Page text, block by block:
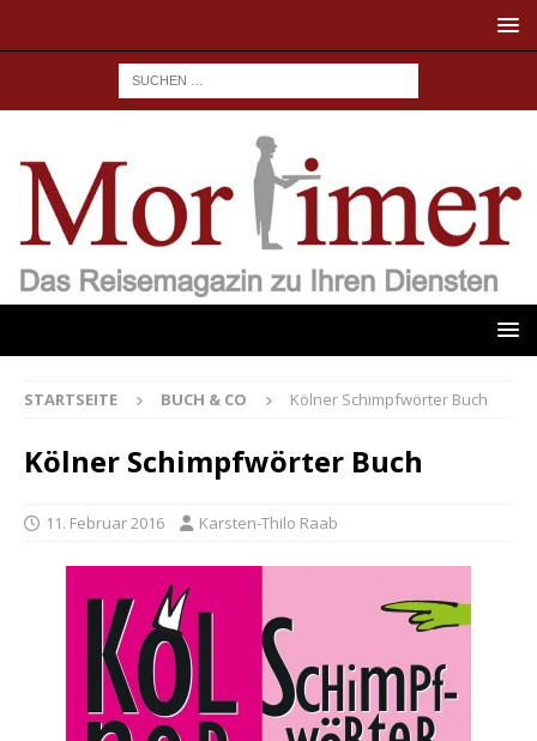
STARTSEITE BUCH & CO Kölner Schimpfwörter Buch
Kölner Schimpfwörter Buch
11. Februar 2016 Karsten-Thilo Raab